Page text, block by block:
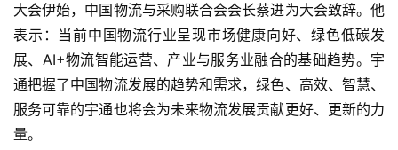
大会伊始，中国物流与采购联合会会长蔡进为大会致辞。他
表示：当前中国物流行业呈现市场健康向好、绿色低碳发
展、AI+物流智能运营、产业与服务业融合的基础趋势。宇
通把握了中国物流发展的趋势和需求，绿色、高效、智慧、
服务可靠的宇通也将会为未来物流发展贡献更好、更新的力
量。